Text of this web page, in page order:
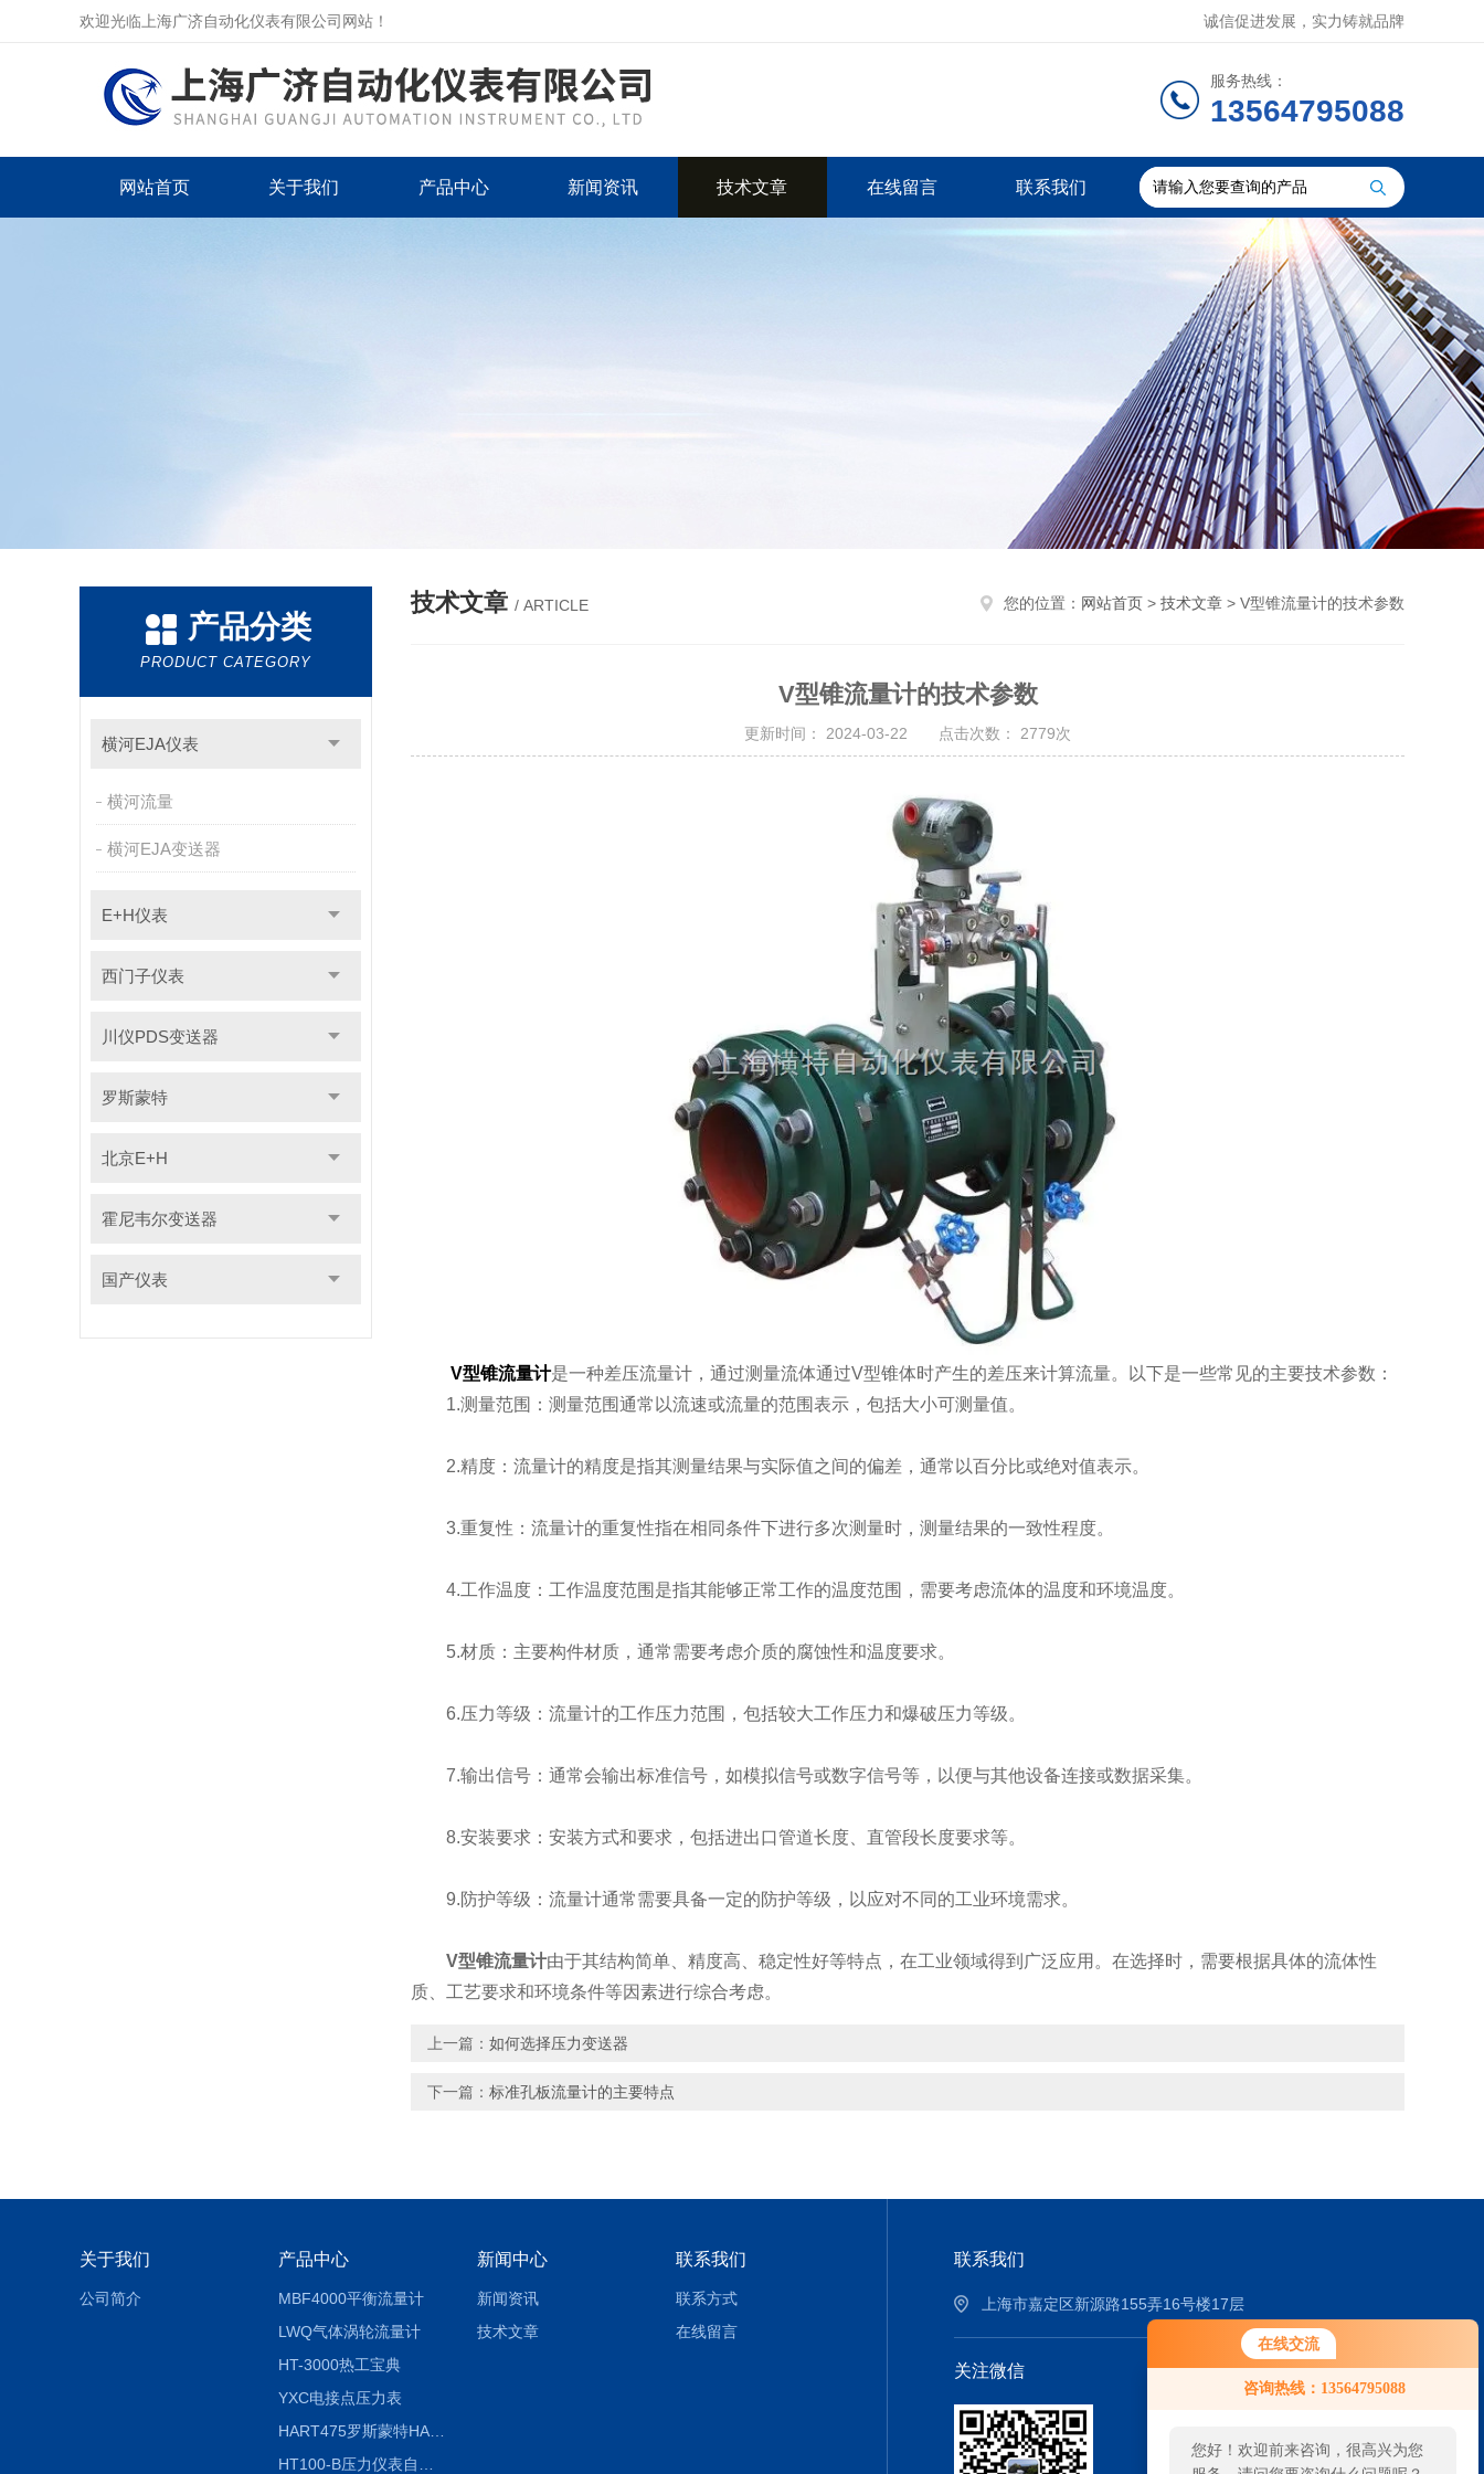
在线交流
咨询热线：13564795088
您好！欢迎前来咨询，很高兴为您
欢迎光临上海广济自动化仪表有限公司网站！ 诚信促进发展，实力铸就品牌
服务热线：
13564795088
网站首页 关于我们 产品中心 新闻资讯 技术文章 在线留言 联系我们
产品分类
PRODUCT CATEGORY
横河EJA仪表
横河流量
横河EJA变送器
E+H仪表
西门子仪表
川仪PDS变送器
罗斯蒙特
北京E+H
霍尼韦尔变送器
国产仪表
技术文章 / ARTICLE 您的位置： 网站首页 > 技术文章 > V型锥流量计的技术参数
V型锥流量计的技术参数
更新时间： 2024-03-22 点击次数： 2779次
V型锥流量计是一种差压流量计，通过测量流体通过V型锥体时产生的差压来计算流量。以下是一些常见的主要技术参数：
1.测量范围：测量范围通常以流速或流量的范围表示，包括大小可测量值。
2.精度：流量计的精度是指其测量结果与实际值之间的偏差，通常以百分比或绝对值表示。
3.重复性：流量计的重复性指在相同条件下进行多次测量时，测量结果的一致性程度。
4.工作温度：工作温度范围是指其能够正常工作的温度范围，需要考虑流体的温度和环境温度。
5.材质：主要构件材质，通常需要考虑介质的腐蚀性和温度要求。
6.压力等级：流量计的工作压力范围，包括较大工作压力和爆破压力等级。
7.输出信号：通常会输出标准信号，如模拟信号或数字信号等，以便与其他设备连接或数据采集。
8.安装要求：安装方式和要求，包括进出口管道长度、直管段长度要求等。
9.防护等级：流量计通常需要具备一定的防护等级，以应对不同的工业环境需求。
V型锥流量计由于其结构简单、精度高、稳定性好等特点，在工业领域得到广泛应用。在选择时，需要根据具体的流体性
质、工艺要求和环境条件等因素进行综合考虑。
上一篇： 如何选择压力变送器
下一篇： 标准孔板流量计的主要特点
关于我们
公司简介
产品中心
MBF4000平衡流量计
LWQ气体涡轮流量计
HT-3000热工宝典
YXC电接点压力表
HART475罗斯蒙特HART475手操器
新闻中心
新闻资讯
技术文章
联系我们
联系方式
在线留言
联系我们
上海市嘉定区新源路155弄16号楼17层
关注微信